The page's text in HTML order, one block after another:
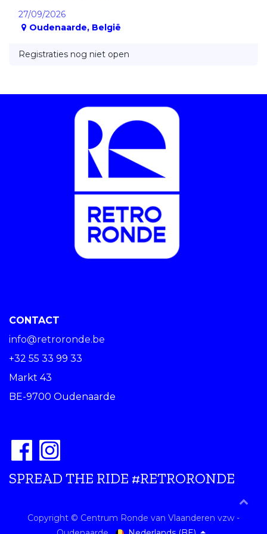
27/09/2026
Oudenaarde, België
Registraties nog niet open
CONTACT
info@retroronde.be
+32 55 33 99 33
Markt 43
BE-9700 Oudenaarde
SPREAD THE RIDE #RETRORONDE
Copyright © Centrum Ronde van Vlaanderen vzw -